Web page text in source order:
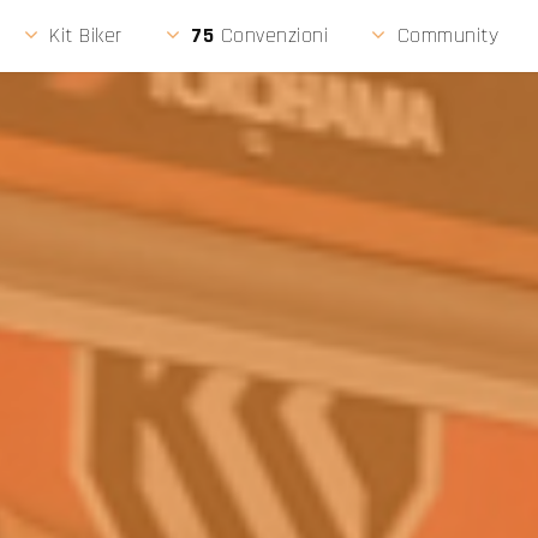
Kit Biker 75 Convenzioni Community